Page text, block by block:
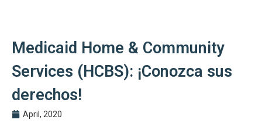
Medicaid Home & Community
Services (HCBS): ¡Conozca sus
derechos!
April, 2020